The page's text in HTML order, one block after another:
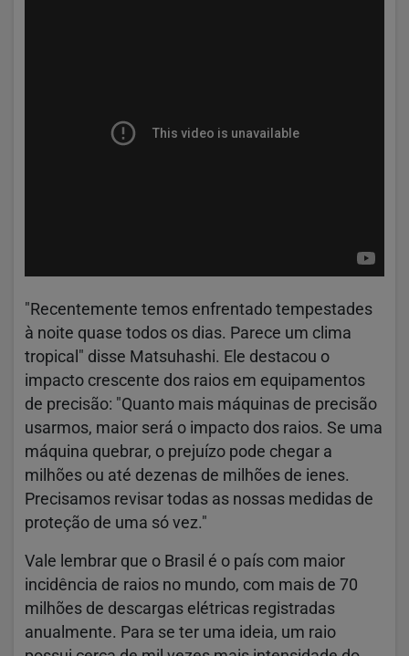
"Recentemente temos enfrentado tempestades
à noite quase todos os dias. Parece um clima
tropical" disse Matsuhashi. Ele destacou o
impacto crescente dos raios em equipamentos
de precisão: "Quanto mais máquinas de precisão
usarmos, maior será o impacto dos raios. Se uma
máquina quebrar, o prejuízo pode chegar a
milhões ou até dezenas de milhões de ienes.
Precisamos revisar todas as nossas medidas de
proteção de uma só vez."
Vale lembrar que o Brasil é o país com maior
incidência de raios no mundo, com mais de 70
milhões de descargas elétricas registradas
anualmente. Para se ter uma ideia, um raio